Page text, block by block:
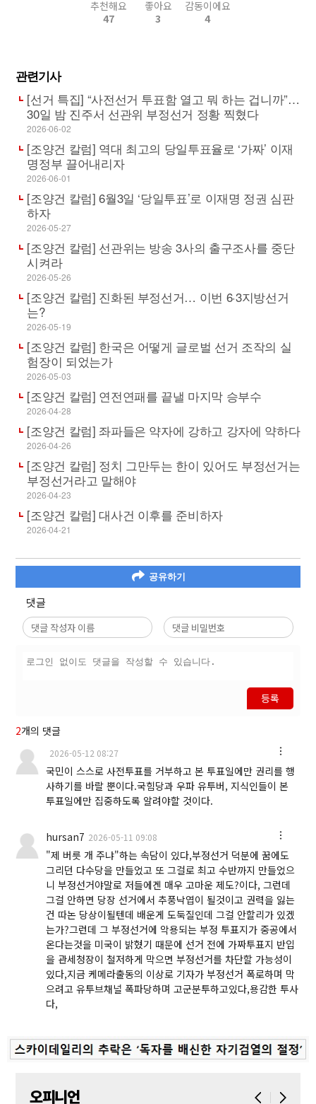
추천해요
47
좋아요
3
감동이에요
4
관련기사
[선거 특집] “사전선거 투표함 열고 뭐 하는 겁니까”…
30일 밤 진주서 선관위 부정선거 정황 찍혔다
2026-06-02
[조양건 칼럼] 역대 최고의 당일투표율로 ‘가짜’ 이재
명정부 끌어내리자
2026-06-01
[조양건 칼럼] 6월3일 ‘당일투표’로 이재명 정권 심판
하자
2026-05-27
[조양건 칼럼] 선관위는 방송 3사의 출구조사를 중단
시켜라
2026-05-26
[조양건 칼럼] 진화된 부정선거… 이번 6·3지방선거
는?
2026-05-19
[조양건 칼럼] 한국은 어떻게 글로벌 선거 조작의 실
험장이 되었는가
2026-05-03
[조양건 칼럼] 연전연패를 끝낼 마지막 승부수
2026-04-28
[조양건 칼럼] 좌파들은 약자에 강하고 강자에 약하다
2026-04-26
[조양건 칼럼] 정치 그만두는 한이 있어도 부정선거는
부정선거라고 말해야
2026-04-23
[조양건 칼럼] 대사건 이후를 준비하자
2026-04-21
공유하기
댓글
등록
2개의 댓글
2026-05-12 08:27
국민이 스스로 사전투표를 거부하고 본 투표일에만 권리를 행
사하기를 바랄 뿐이다.국힘당과 우파 유투버, 지식인들이 본
투표일에만 집중하도록 알려야할 것이다.
hursan7 2026-05-11 09:08
"제 버릇 개 주냐"하는 속담이 있다,부정선거 덕분에 꿈에도
그리던 다수당을 만들었고 또 그걸로 최고 수반까지 만들었으
니 부정선거야말로 저들에겐 매우 고마운 제도?이다, 그런데
그걸 안하면 당장 선거에서 추풍낙엽이 될것이고 권력을 잃는
건 따논 당상이될텐데 배운게 도둑질인데 그걸 안할리가 있겠
는가?그런데 그 부정선거에 악용되는 부정 투표지가 중공에서
온다는것을 미국이 밝혔기 때문에 선거 전에 가짜투표지 반입
을 관세청장이 철저하게 막으면 부정선거를 차단할 가능성이
있다,지금 케메라출동의 이상로 기자가 부정선거 폭로하며 막
으려고 유투브채널 폭파당하며 고군분투하고있다,용감한 투사
다,
오피니언